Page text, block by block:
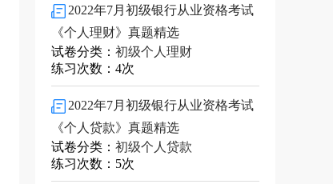
2022年7月初级银行从业资格考试
《个人理财》真题精选
试卷分类： 初级个人理财
练习次数：4次
2022年7月初级银行从业资格考试
《个人贷款》真题精选
试卷分类： 初级个人贷款
练习次数：5次